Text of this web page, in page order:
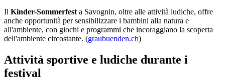
Il Kinder-Sommerfest a Savognin, oltre alle attività ludiche, offre
anche opportunità per sensibilizzare i bambini alla natura e
all'ambiente, con giochi e programmi che incoraggiano la scoperta
dell'ambiente circostante. (graubuenden.ch)
Attività sportive e ludiche durante i
festival